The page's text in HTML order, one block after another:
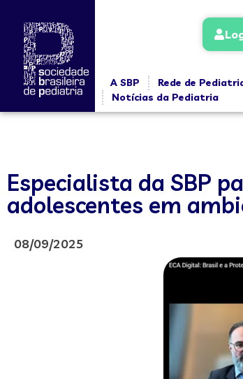
A SBP Rede de
Notícias da Pediatria
Especialista da SBP
adolescentes em
08/09/2025